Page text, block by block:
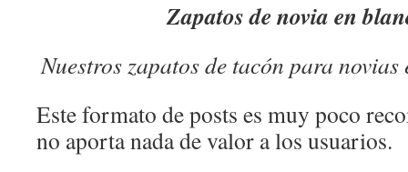
Zapatos de novia en
Nuestros zapatos de tacón para
Este formato de posts es muy poco
no aporta nada de valor a los usuarios.